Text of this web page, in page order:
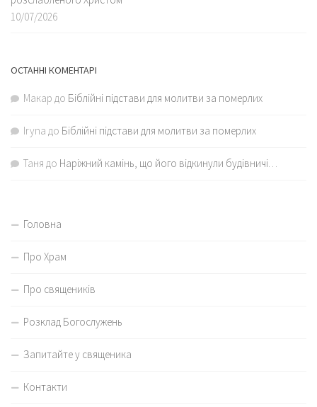
10/07/2026
ОСТАННІ КОМЕНТАРІ
Макар до Біблійні підстави для молитви за померлих
Iryna до Біблійні підстави для молитви за померлих
Таня до Наріжний камінь, що його відкинули будівничі…
Головна
Про Храм
Про священиків
Розклад Богослужень
Запитайте у священика
Контакти